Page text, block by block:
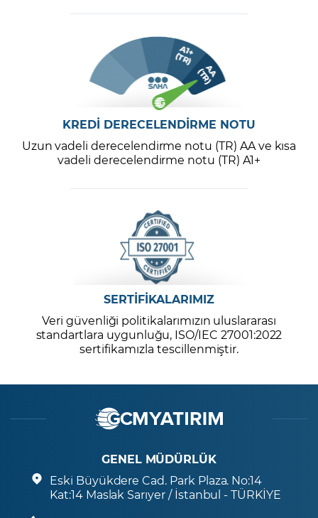
KREDİ DERECELENDİRME NOTU
Uzun vadeli derecelendirme notu (TR) AA ve kısa
vadeli derecelendirme notu (TR) A1+
SERTİFİKALARIMIZ
Veri güvenliği politikalarımızın uluslararası
standartlara uygunluğu, ISO/IEC 27001:2022
sertifikamızla tescillenmiştir.
GENEL MÜDÜRLÜK
Eski Büyükdere Cad. Park Plaza. No:14
Kat:14 Maslak Sarıyer / İstanbul - TÜRKİYE